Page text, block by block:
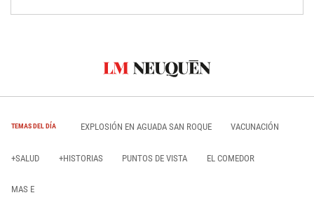
TEMAS DEL DÍA EXPLOSIÓN EN AGUADA SAN ROQUE VACUNACIÓN
+SALUD +HISTORIAS PUNTOS DE VISTA EL COMEDOR
MAS E